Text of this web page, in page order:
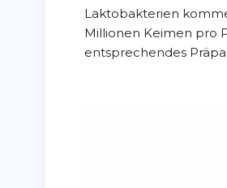
Laktobakterien
Millionen Keimen pro
entsprechendes